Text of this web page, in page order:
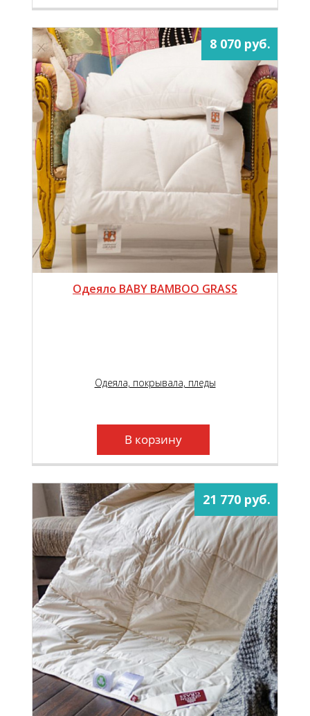
8 070 руб.
Одеяло BABY BAMBOO GRASS
Одеяла, покрывала, пледы
В корзину
21 770 руб.